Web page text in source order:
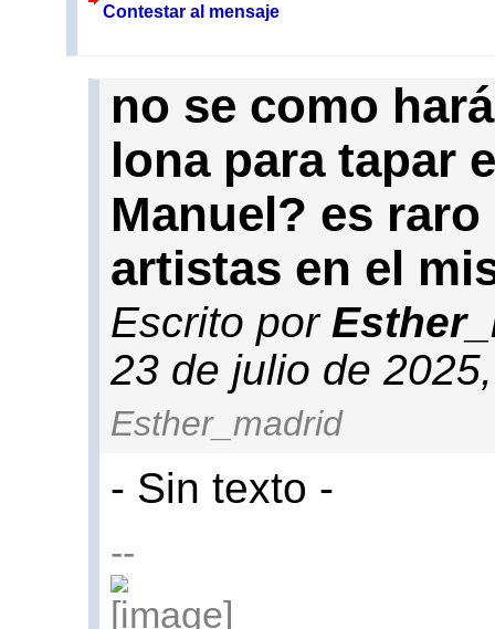
Contestar al mensaje
no se como
lona para tapar
Manuel? es
artistas en el
Escrito por
23 de julio de
Esther_madrid
- Sin texto -
--